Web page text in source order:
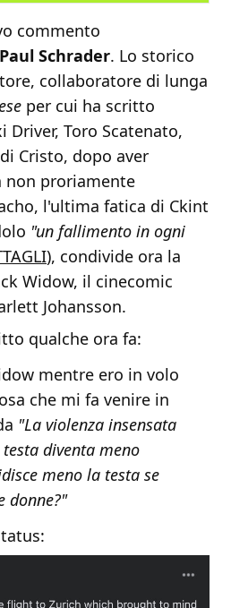
commento
Paul Schrader. Lo storico
collaboratore di lunga
per cui ha scritto
Driver, Toro Scatenato,
Cristo, dopo aver
non proriamente
l'ultima fatica di Ckint
"un fallimento in ogni
), condivide ora la
Widow, il cinecomic
Johansson.
qualche ora fa:
mentre ero in volo
che mi fa venire in
"La violenza insensata
diventa meno
meno la testa se
donne?"